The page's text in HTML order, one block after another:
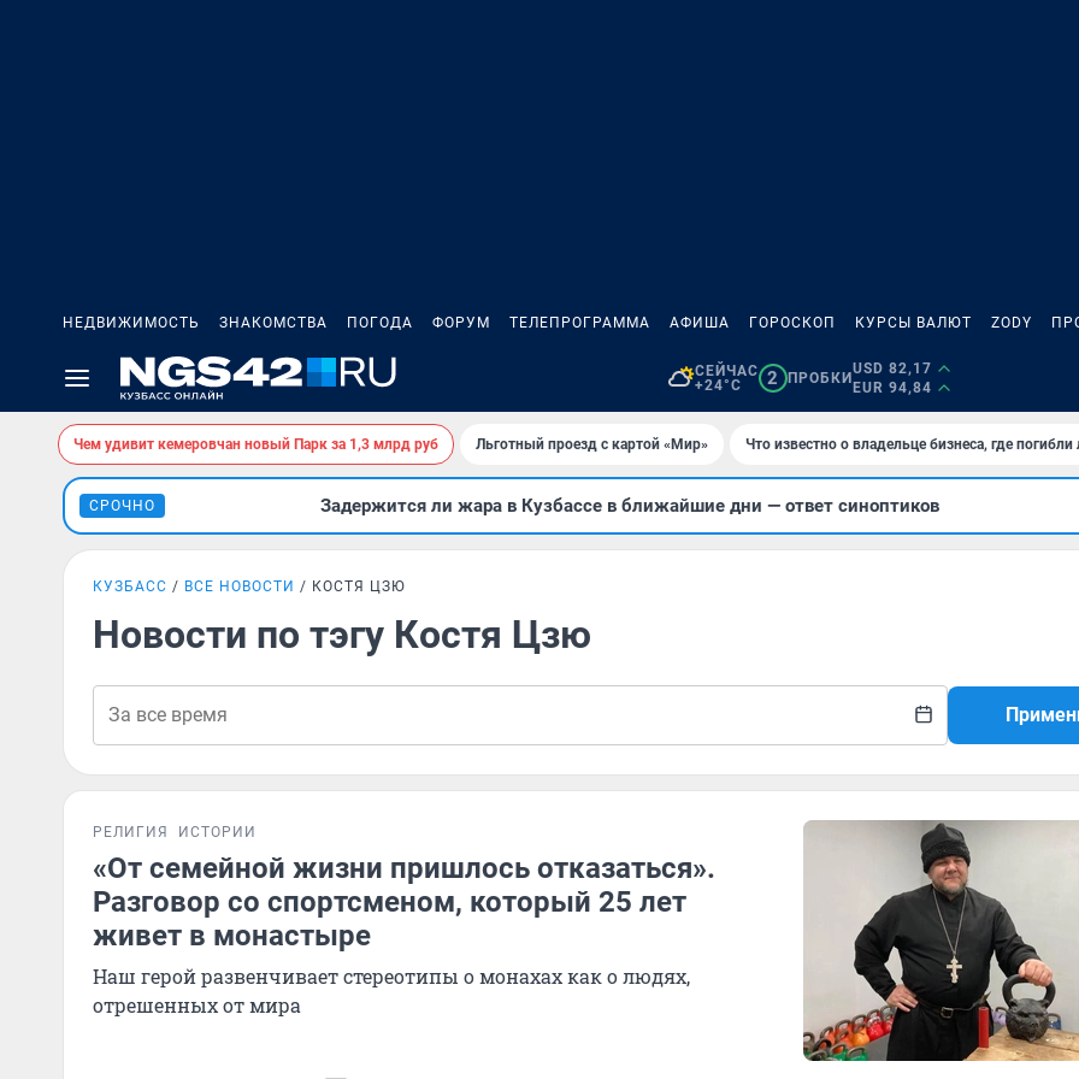
НЕДВИЖИМОСТЬ ЗНАКОМСТВА ПОГОДА ФОРУМ ТЕЛЕПРОГРАММА АФИША ГОРОСКОП КУРСЫ ВАЛЮТ ZODY
СЕЙЧАС
+24°C
2 ПРОБКИ
USD 82,17
EUR 94,84
Чем удивит кемеровчан новый Парк за 1,3 млрд руб Льготный проезд с картой «Мир» Что известно о владельце бизнеса, где
СРОЧНО Задержится ли жара в Кузбассе в ближайшие дни — ответ синоптиков
КУЗБАСС ВСЕ НОВОСТИ КОСТЯ ЦЗЮ
Новости по тэгу Костя Цзю
РЕЛИГИЯ ИСТОРИИ
«От семейной жизни пришлось отказаться».
Разговор со спортсменом, который 25 лет
живет в монастыре
Наш герой развенчивает стереотипы о монахах как о людях,
отрешенных от мира